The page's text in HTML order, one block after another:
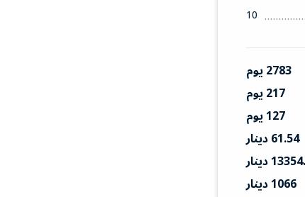
10
2783 يوم
217 يوم
127 يوم
61.54 دينار
دينار
1066 دينار